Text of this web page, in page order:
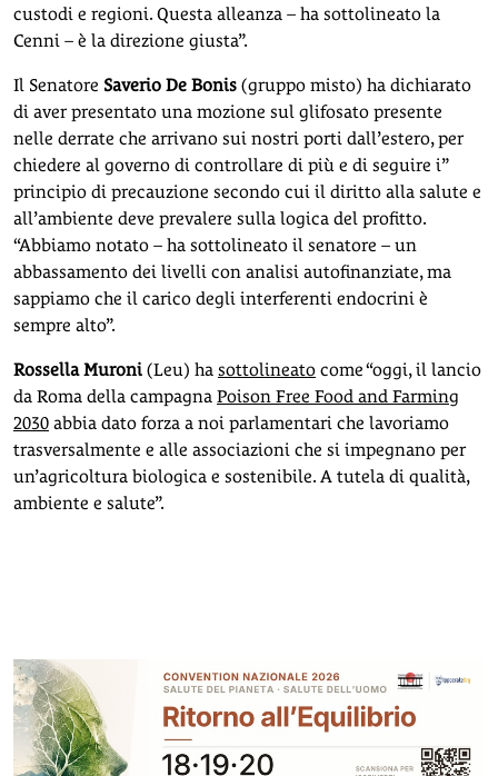
custodi e regioni. Questa alleanza – ha sottolineato la
Cenni – è la direzione giusta”.
Il Senatore Saverio De Bonis (gruppo misto) ha dichiarato
di aver presentato una mozione sul glifosato presente
nelle derrate che arrivano sui nostri porti dall’estero, per
chiedere al governo di controllare di più e di seguire i”
principio di precauzione secondo cui il diritto alla salute e
all’ambiente deve prevalere sulla logica del profitto.
“Abbiamo notato – ha sottolineato il senatore – un
abbassamento dei livelli con analisi autofinanziate, ma
sappiamo che il carico degli interferenti endocrini è
sempre alto”.
Rossella Muroni (Leu) ha sottolineato come “oggi, il lancio
da Roma della campagna Poison Free Food and Farming
2030 abbia dato forza a noi parlamentari che lavoriamo
trasversalmente e alle associazioni che si impegnano per
un’agricoltura biologica e sostenibile. A tutela di qualità,
ambiente e salute”.